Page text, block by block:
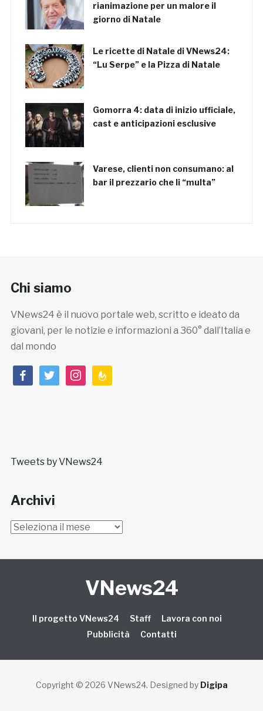
rianimazione per un malore il
giorno di Natale
Le ricette di Natale di VNews24:
“Lu Serpe” e la Pizza di Natale
Gomorra 4: data di inizio ufficiale,
cast e anticipazioni esclusive
Varese, clienti non consumano: al
bar il prezzario che li “multa”
Chi siamo
VNews24 è il nuovo portale web, scritto e ideato da
giovani, per le notizie e informazioni a 360° dall’Italia e
dal mondo
facebooktwitterinstagramfeedburner
Tweets by VNews24
Archivi
Archivi
VNews24
Il progetto VNews24 Staff
Lavora con noi
Pubblicità
Contatti
Copyright © 2026 VNews24. Designed by Digipa